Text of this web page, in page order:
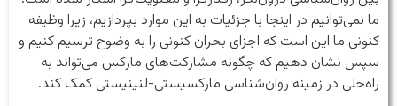
ما نمی‌توانیم در اینجا با جزئیات به این موارد بپردازیم، زیرا وظیفه
کنونی ما این است که اجزای بحران کنونی را به وضوح ترسیم کنیم و
سپس نشان دهیم که چگونه مشارکت‌های مارکس می‌تواند به
راه‌حلی در زمینه روان‌شناسی مارکسیستی-لنینیستی کمک کند.